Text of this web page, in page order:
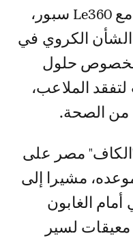
الجامعة في اتصال هاتفي مع Le360 سبور،
الكروي في
بخصوص حلول
الملاعب،
من الصحة.
مصر على
مشيرا إلى
الغابون
لسير